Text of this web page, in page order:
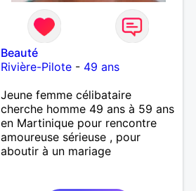
Beauté
Rivière-Pilote - 49 ans
Jeune femme célibataire
cherche homme 49 ans à 59 ans
en Martinique pour rencontre
amoureuse sérieuse , pour
aboutir à un mariage